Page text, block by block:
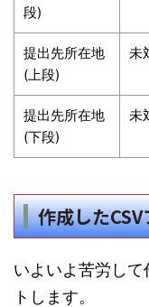
段)
提出先所在地
(上段)
未
提出先所在地
(下段)
未
作成した
いよいよ苦労し
トします。